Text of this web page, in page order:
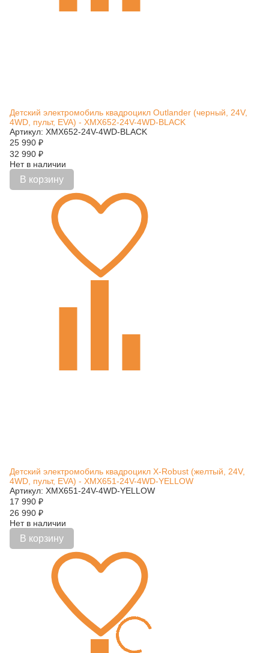
Детский электромобиль квадроцикл Outlander (черный, 24V,
4WD, пульт, EVA) - XMX652-24V-4WD-BLACK
Артикул: XMX652-24V-4WD-BLACK
25 990 ₽
32 990 ₽
Нет в наличии
В корзину
Детский электромобиль квадроцикл X-Robust (желтый, 24V,
4WD, пульт, EVA) - XMX651-24V-4WD-YELLOW
Артикул: XMX651-24V-4WD-YELLOW
17 990 ₽
26 990 ₽
Нет в наличии
В корзину